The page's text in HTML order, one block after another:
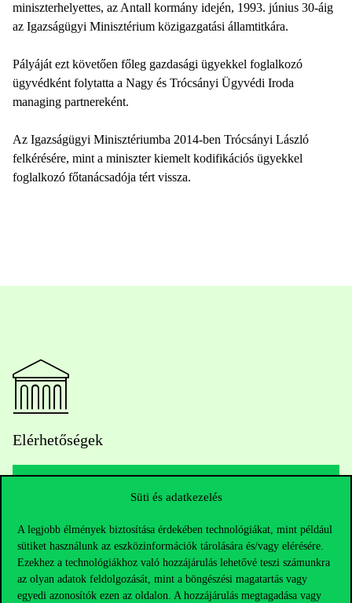
Süti és adatkezelés
A legjobb élmények biztosítása érdekében technológiákat, mint például
sütiket használunk az eszközinformációk tárolására és/vagy elérésére.
Ezekhez a technológiákhoz való hozzájárulás lehetővé teszi számunkra
az olyan adatok feldolgozását, mint a böngészési magatartás vagy
egyedi azonosítók ezen az oldalon. A hozzájárulás megtagadása vagy
miniszterhelyettes, az Antall kormány idején, 1993. június 30-áig
az Igazságügyi Minisztérium közigazgatási államtitkára.
Pályáját ezt követően főleg gazdasági ügyekkel foglalkozó
ügyvédként folytatta a Nagy és Trócsányi Ügyvédi Iroda
managing partnereként.
Az Igazságügyi Minisztériumba 2014-ben Trócsányi László
felkérésére, mint a miniszter kiemelt kodifikációs ügyekkel
foglalkozó főtanácsadója tért vissza.
Elérhetőségek
Kérdésed van a felvételivel kapcsolatban?
Oktatói elérhetőségek